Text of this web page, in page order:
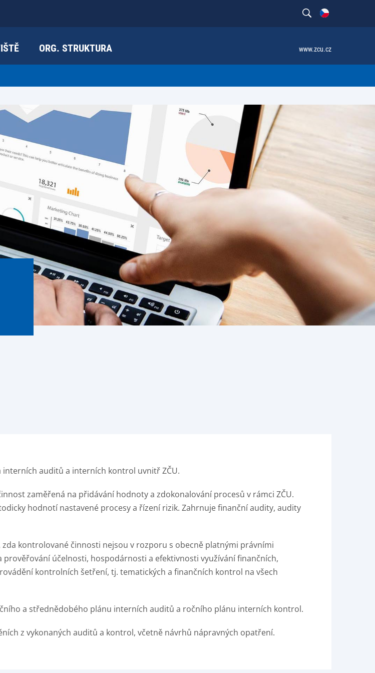
ORG. STRUKTURA www.zcu.cz
auditů a interních kontrol uvnitř ZČU.
zaměřená na přidávání hodnoty a zdokonalování procesů v rámci ZČU.
hodnotí nastavené procesy a řízení rizik. Zahrnuje finanční audity, audity
kontrolované činnosti nejsou v rozporu s obecně platnými právními
účelnosti, hospodárnosti a efektivnosti využívání finančních,
kontrolních šetření, tj. tematických a finančních kontrol na všech
a střednědobého plánu interních auditů a ročního plánu interních kontrol.
z vykonaných auditů a kontrol, včetně návrhů nápravných opatření.